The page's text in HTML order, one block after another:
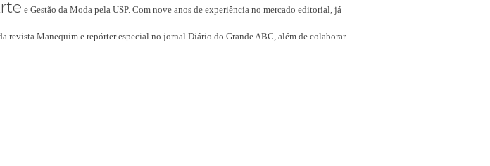
e Gestão da Moda pela USP. Com nove anos de experiência no mercado editorial, já
revista Manequim e repórter especial no jornal Diário do Grande ABC, além de colaborar